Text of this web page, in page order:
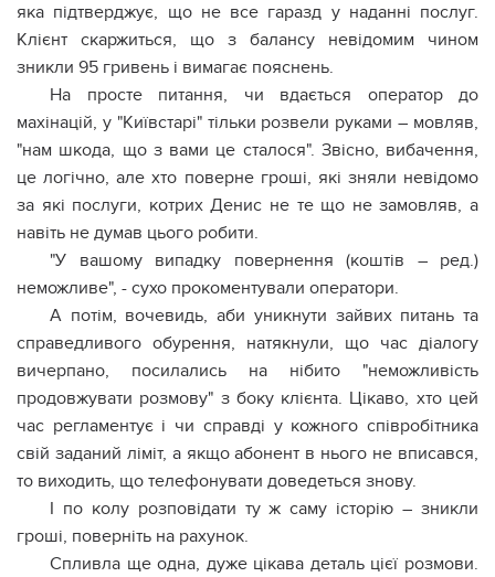
яка підтверджує, що не все гаразд у наданні послуг.
Клієнт скаржиться, що з балансу невідомим чином
зникли 95 гривень і вимагає пояснень.
На просте питання, чи вдається оператор до
махінацій, у "Київстарі" тільки розвели руками – мовляв,
"нам шкода, що з вами це сталося". Звісно, вибачення,
це логічно, але хто поверне гроші, які зняли невідомо
за які послуги, котрих Денис не те що не замовляв, а
навіть не думав цього робити.
"У вашому випадку повернення (коштів – ред.)
неможливе", - сухо прокоментували оператори.
А потім, вочевидь, аби уникнути зайвих питань та
справедливого обурення, натякнули, що час діалогу
вичерпано, посилались на нібито "неможливість
продовжувати розмову" з боку клієнта. Цікаво, хто цей
час регламентує і чи справді у кожного співробітника
свій заданий ліміт, а якщо абонент в нього не вписався,
то виходить, що телефонувати доведеться знову.
І по колу розповідати ту ж саму історію – зникли
гроші, поверніть на рахунок.
Спливла ще одна, дуже цікава деталь цієї розмови.